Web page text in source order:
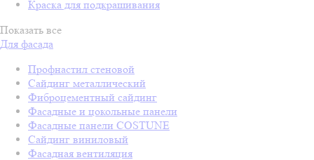
Краска для подкрашивания
Показать все
Для фасада
Профнастил стеновой
Сайдинг металлический
Фиброцементный сайдинг
Фасадные и цокольные панели
Фасадные панели COSTUNE
Сайдинг виниловый
Фасадная вентиляция